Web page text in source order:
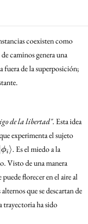
coexisten como
caminos genera una
fuera de la superposición;
de la libertad". Esta idea
experimenta el sujeto
ϕi⟩. Es el miedo a la
Visto de una manera
puede florecer en el aire al
que se descartan de
trayectoria ha sido